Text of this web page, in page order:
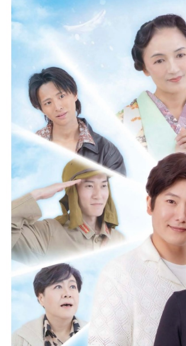
仕
事
い
方
を
応
援
し
て
い
ま
す！
ま
ず
は
お
気
軽
に
お
問